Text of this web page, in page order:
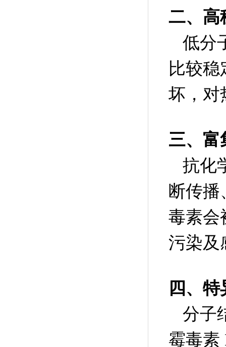
二、高
低分
比较
坏，对
三、富
抗化
断传播
毒素会
污染及
四、特
分子
霉毒素